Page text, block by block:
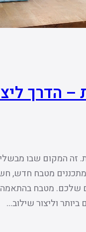
הדרך
זה המקום שבו
מתכננים מטבח חדש,
שלכם. מטבח
וליצור שילוב…